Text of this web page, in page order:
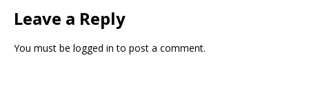
Leave a Reply
You must be logged in to post a comment.